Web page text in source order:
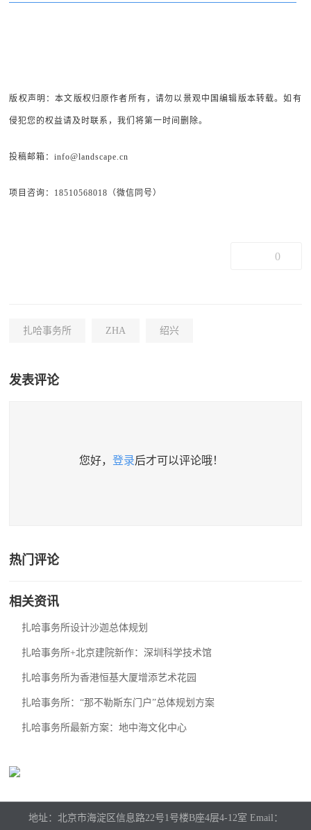
版权声明：本文版权归原作者所有，请勿以景观中国编辑版本转载。如有
侵犯您的权益请及时联系，我们将第一时间删除。
投稿邮箱：info@landscape.cn
项目咨询：18510568018（微信同号）
0
扎哈事务所 ZHA 绍兴
发表评论
您好， 登录后才可以评论哦！
热门评论
相关资讯
扎哈事务所设计沙迦总体规划
扎哈事务所+北京建院新作：深圳科学技术馆
扎哈事务所为香港恒基大厦增添艺术花园
扎哈事务所：“那不勒斯东门户”总体规划方案
扎哈事务所最新方案：地中海文化中心
地址：北京市海淀区信息路22号1号楼B座4层4-12室 Email：